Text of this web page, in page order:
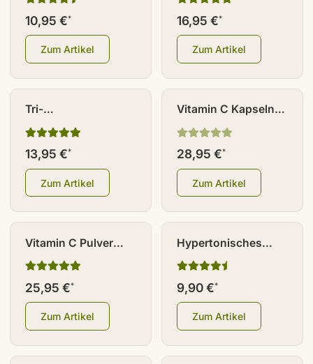
Zerstäuber/Sprühkopf
100 ml
10,95 €*
Zum Artikel
Kapseln 180 Stück
16,95 €*
Zum Artikel
Tri-
Magnesiumdicitrat
Pulver 300 g
13,95 €*
Zum Artikel
Vitamin C Kapseln
gepuffert
(Magnesiumascorbat)
200 Stück
28,95 €*
Zum Artikel
Vitamin C Pulver
gepuffert
(Magnesiumascorbat)
200 g
25,95 €*
Zum Artikel
Hypertonisches
Meerwasser
mikrogefiltert 500 ml
9,90 €*
Zum Artikel